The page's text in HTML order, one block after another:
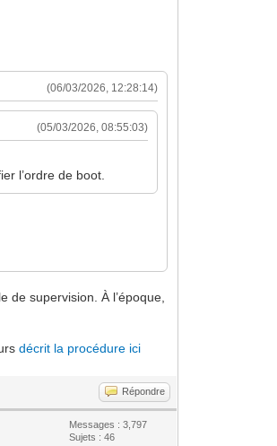
(06/03/2026, 12:28:14)
(05/03/2026, 08:55:03)
l’ordre de boot.
supervision. À l’époque,
décrit la procédure ici
Répondre
Messages : 3,797
Sujets : 46